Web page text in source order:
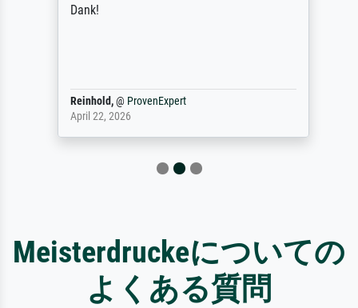
Dank!
Reinhold,@ProvenExpert
April 22, 2026
Meisterdruckeについての
よくある質問